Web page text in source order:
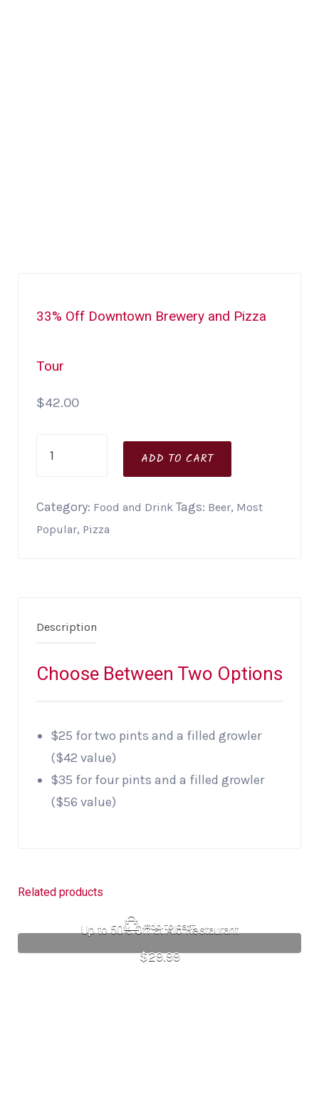
33% Off Downtown Brewery and Pizza
Tour
$42.00
ADD TO CART
Category: Food and Drink Tags: Beer, Most
Popular, Pizza
Description
Choose Between Two Options
$25 for two pints and a filled growler
($42 value)
$35 for four pints and a filled growler
($56 value)
Related products
Up to 50% Off at Alo Restaurant
$29.99
Add to cart